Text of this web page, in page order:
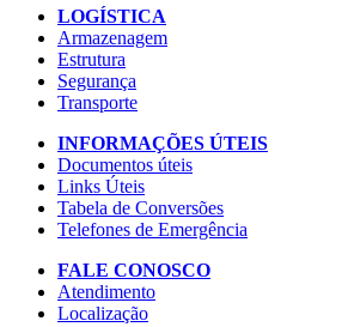
LOGÍSTICA
Armazenagem
Estrutura
Segurança
Transporte
INFORMAÇÕES ÚTEIS
Documentos úteis
Links Úteis
Tabela de Conversões
Telefones de Emergência
FALE CONOSCO
Atendimento
Localização